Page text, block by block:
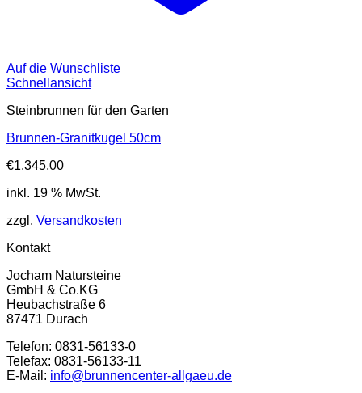
Auf die Wunschliste
Schnellansicht
Steinbrunnen für den Garten
Brunnen-Granitkugel 50cm
€1.345,00
inkl. 19 % MwSt.
zzgl. Versandkosten
Kontakt
Jocham Natursteine
GmbH & Co.KG
Heubachstraße 6
87471 Durach
Telefon: 0831-56133-0
Telefax: 0831-56133-11
E-Mail: info@brunnencenter-allgaeu.de